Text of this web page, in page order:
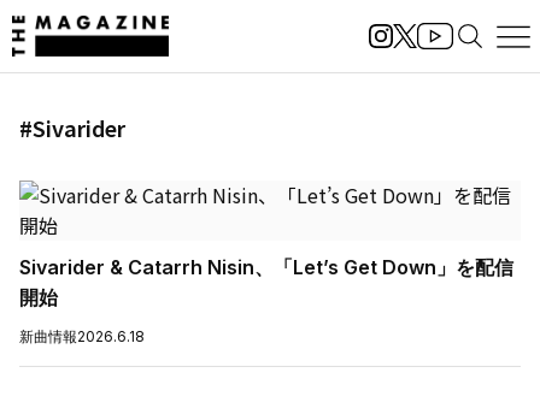
#Sivarider
Sivarider & Catarrh Nisin、「Let’s Get Down」を配信
開始
新曲情報2026.6.18